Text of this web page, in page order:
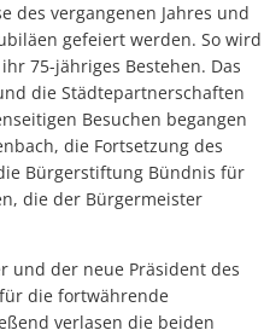
des vergangenen Jahres und
gefeiert werden. So wird
75-jähriges Bestehen. Das
die Städtepartnerschaften
Besuchen begangen
die Fortsetzung des
Bürgerstiftung Bündnis für
die der Bürgermeister
und der neue Präsident des
die fortwährende
verlasen die beiden